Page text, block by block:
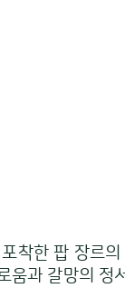
착한 팝 장르
과 갈망의